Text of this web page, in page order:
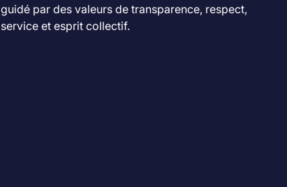
guidé par des valeurs de transparence, respect,
service et esprit collectif.